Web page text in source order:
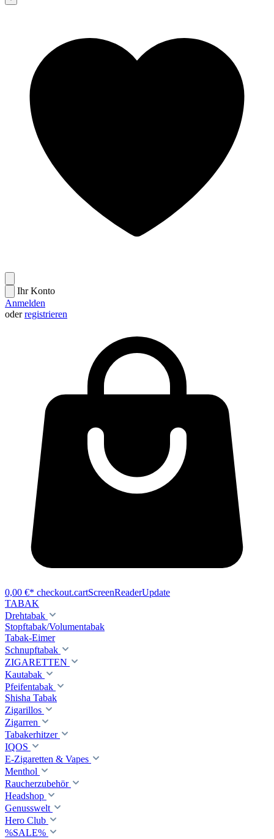
Ihr Konto
Anmelden
oderregistrieren
0,00 €* checkout.cartScreenReaderUpdate
TABAK
Drehtabak
Stopftabak/Volumentabak
Tabak-Eimer
Schnupftabak
ZIGARETTEN
Kautabak
Pfeifentabak
Shisha Tabak
Zigarillos
Zigarren
Tabakerhitzer
IQOS
E-Zigaretten & Vapes
Menthol
Raucherzubehör
Headshop
Genusswelt
Hero Club
%SALE%